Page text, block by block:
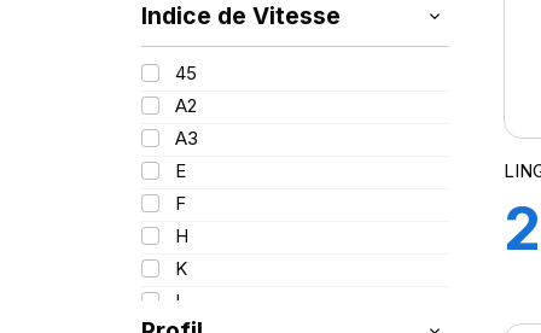
94
95
96
97
98
99
100
101
102
102/100
16.5
17
17.5
18
19
20
21
22.5
25
Indice de Vitesse
45
A2
A3
E
F
H
K
L